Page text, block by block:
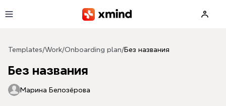
Templates/Work/Onboarding plan/Без названия
Без названия
Марина Белозёрова